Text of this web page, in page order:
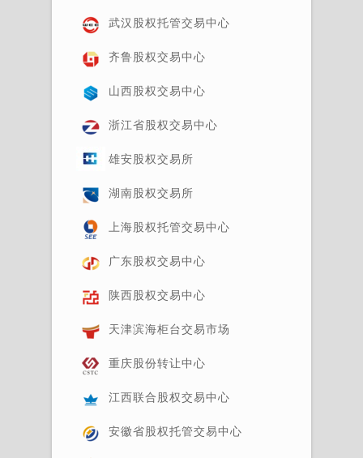
武汉股权托管交易中心
齐鲁股权交易中心
山西股权交易中心
浙江省股权交易中心
雄安股权交易所
湖南股权交易所
上海股权托管交易中心
广东股权交易中心
陕西股权交易中心
天津滨海柜台交易市场
重庆股份转让中心
江西联合股权交易中心
安徽省股权托管交易中心